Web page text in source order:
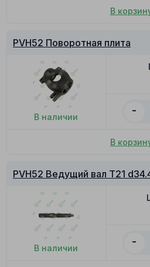
В
PVH52 Поворотная плита
В наличии
-
В
PVH52 Ведущий вал T21
В наличии
-